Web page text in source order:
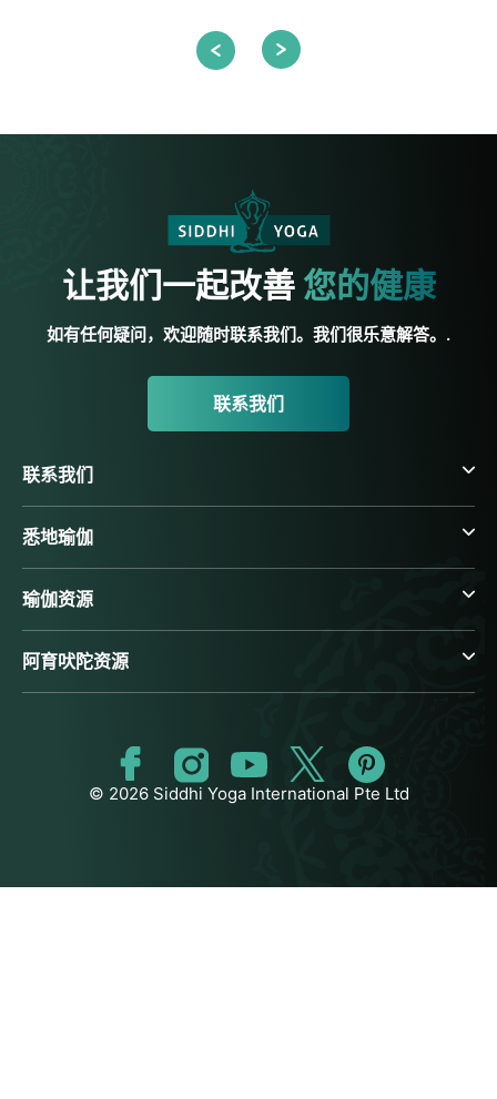
让我们一起改善 您的健康
如有任何疑问，欢迎随时联系我们。我们很乐意解答。.
联系我们
联系我们
悉地瑜伽
瑜伽资源
阿育吠陀资源
© 2026 Siddhi Yoga International Pte Ltd